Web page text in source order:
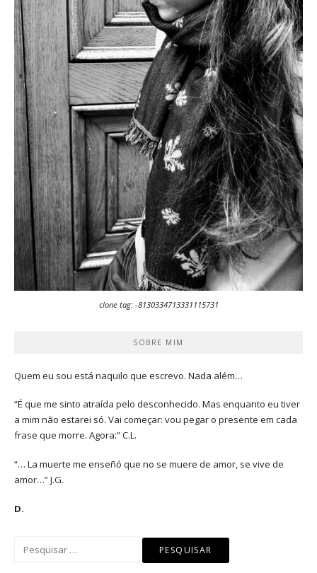
clone tag: -8130334713331115731
SOBRE MIM
Quem eu sou está naquilo que escrevo. Nada além…
“É que me sinto atraída pelo desconhecido. Mas enquanto eu tiver
a mim não estarei só. Vai começar: vou pegar o presente em cada
frase que morre. Agora:” C.L.
“… La muerte me enseñó que no se muere de amor, se vive de
amor…” J.G.
D.
Pesquisar